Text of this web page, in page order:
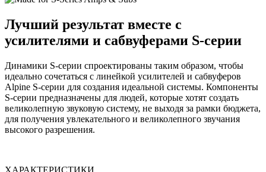
Лучший результат вместе с
усилителями и сабвуферами S-серии
Динамики S-серии спроектированы таким образом, чтобы
идеально сочетаться с линейкой усилителей и сабвуферов
Alpine S-серии для создания идеальной системы. Компоненты
S-серии предназначены для людей, которые хотят создать
великолепную звуковую систему, не выходя за рамки бюджета,
для получения увлекательного и великолепного звучания
высокого разрешения.
ХАРАКТЕРИСТИКИ